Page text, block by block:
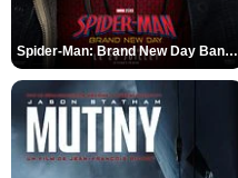
Spider-Man: Brand New Day Bande-annonce VO STFR